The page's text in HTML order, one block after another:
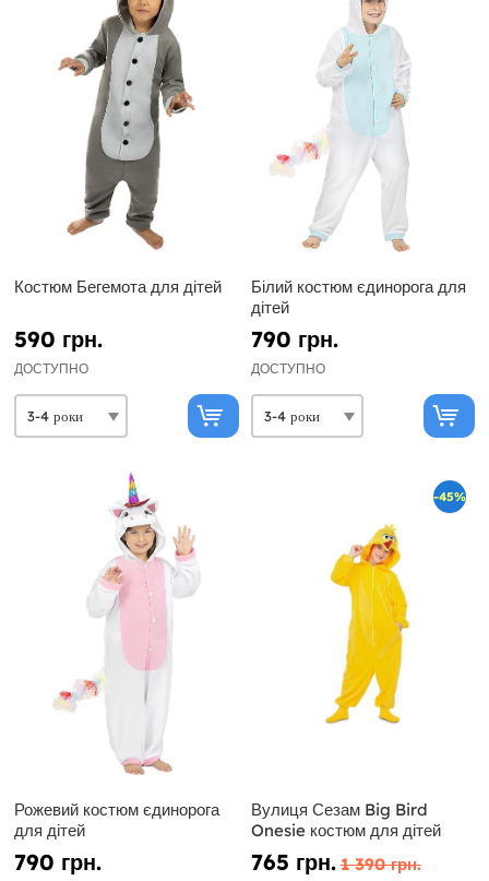
Костюм Бегемота для дітей
590 грн.
ДОСТУПНО
Білий костюм єдинорога для
дітей
790 грн.
ДОСТУПНО
Рожевий костюм єдинорога
для дітей
790 грн.
-45%
Вулиця Сезам Big Bird
Onesie костюм для дітей
765 грн. 1 390 грн.